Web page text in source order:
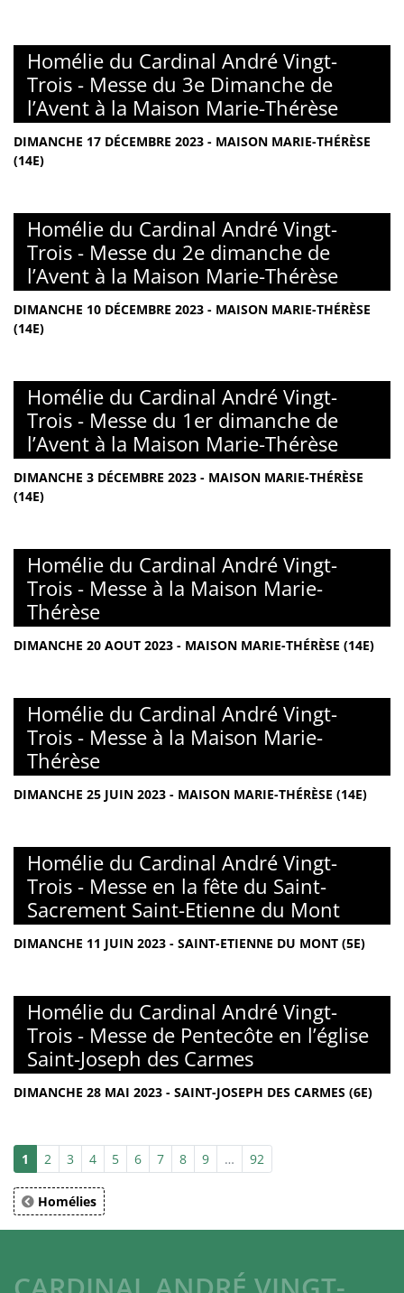
Homélie du Cardinal André Vingt-
Trois - Messe du 3e Dimanche de
l’Avent à la Maison Marie-Thérèse
DIMANCHE 17 DÉCEMBRE 2023 - MAISON MARIE-THÉRÈSE
(14E)
Homélie du Cardinal André Vingt-
Trois - Messe du 2e dimanche de
l’Avent à la Maison Marie-Thérèse
DIMANCHE 10 DÉCEMBRE 2023 - MAISON MARIE-THÉRÈSE
(14E)
Homélie du Cardinal André Vingt-
Trois - Messe du 1er dimanche de
l’Avent à la Maison Marie-Thérèse
DIMANCHE 3 DÉCEMBRE 2023 - MAISON MARIE-THÉRÈSE
(14E)
Homélie du Cardinal André Vingt-
Trois - Messe à la Maison Marie-
Thérèse
DIMANCHE 20 AOUT 2023 - MAISON MARIE-THÉRÈSE (14E)
Homélie du Cardinal André Vingt-
Trois - Messe à la Maison Marie-
Thérèse
DIMANCHE 25 JUIN 2023 - MAISON MARIE-THÉRÈSE (14E)
Homélie du Cardinal André Vingt-
Trois - Messe en la fête du Saint-
Sacrement Saint-Etienne du Mont
DIMANCHE 11 JUIN 2023 - SAINT-ETIENNE DU MONT (5E)
Homélie du Cardinal André Vingt-
Trois - Messe de Pentecôte en l’église
Saint-Joseph des Carmes
DIMANCHE 28 MAI 2023 - SAINT-JOSEPH DES CARMES (6E)
1 2 3 4 5 6 7 8 9 … 92
Homélies